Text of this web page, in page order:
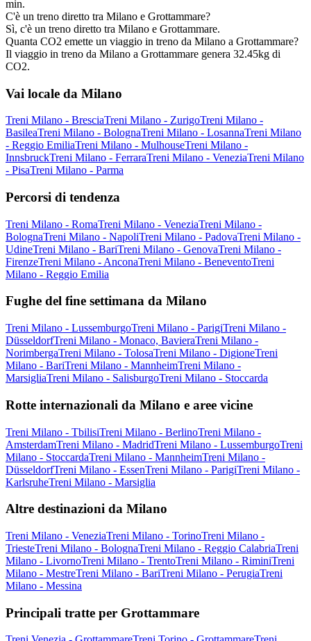
min.
C'è un treno diretto tra Milano e Grottammare?
Sì, c'è un treno diretto tra Milano e Grottammare.
Quanta CO2 emette un viaggio in treno da Milano a Grottammare?
Il viaggio in treno da Milano a Grottammare genera 32.45kg di
CO2.
Vai locale da Milano
Treni Milano - BresciaTreni Milano - ZurigoTreni Milano -
BasileaTreni Milano - BolognaTreni Milano - LosannaTreni Milano
- Reggio EmiliaTreni Milano - MulhouseTreni Milano -
InnsbruckTreni Milano - FerraraTreni Milano - VeneziaTreni Milano
- PisaTreni Milano - Parma
Percorsi di tendenza
Treni Milano - RomaTreni Milano - VeneziaTreni Milano -
BolognaTreni Milano - NapoliTreni Milano - PadovaTreni Milano -
UdineTreni Milano - BariTreni Milano - GenovaTreni Milano -
FirenzeTreni Milano - AnconaTreni Milano - BeneventoTreni
Milano - Reggio Emilia
Fughe del fine settimana da Milano
Treni Milano - LussemburgoTreni Milano - ParigiTreni Milano -
DüsseldorfTreni Milano - Monaco, BavieraTreni Milano -
NorimbergaTreni Milano - TolosaTreni Milano - DigioneTreni
Milano - BariTreni Milano - MannheimTreni Milano -
MarsigliaTreni Milano - SalisburgoTreni Milano - Stoccarda
Rotte internazionali da Milano e aree vicine
Treni Milano - TbilisiTreni Milano - BerlinoTreni Milano -
AmsterdamTreni Milano - MadridTreni Milano - LussemburgoTreni
Milano - StoccardaTreni Milano - MannheimTreni Milano -
DüsseldorfTreni Milano - EssenTreni Milano - ParigiTreni Milano -
KarlsruheTreni Milano - Marsiglia
Altre destinazioni da Milano
Treni Milano - VeneziaTreni Milano - TorinoTreni Milano -
TriesteTreni Milano - BolognaTreni Milano - Reggio CalabriaTreni
Milano - LivornoTreni Milano - TrentoTreni Milano - RiminiTreni
Milano - MestreTreni Milano - BariTreni Milano - PerugiaTreni
Milano - Messina
Principali tratte per Grottammare